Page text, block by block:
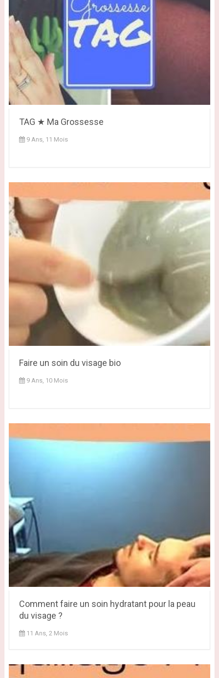
TAG ★ Ma Grossesse
9 Ans, 11 Mois
Faire un soin du visage bio
9 Ans, 10 Mois
Comment faire un soin hydratant pour la peau
du visage ?
11 Ans, 2 Mois